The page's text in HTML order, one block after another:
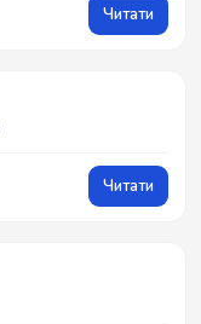
Читати
Читати